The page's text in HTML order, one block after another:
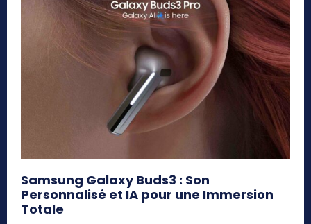
Samsung Galaxy Buds3 : Son
Personnalisé et IA pour une Immersion
Totale